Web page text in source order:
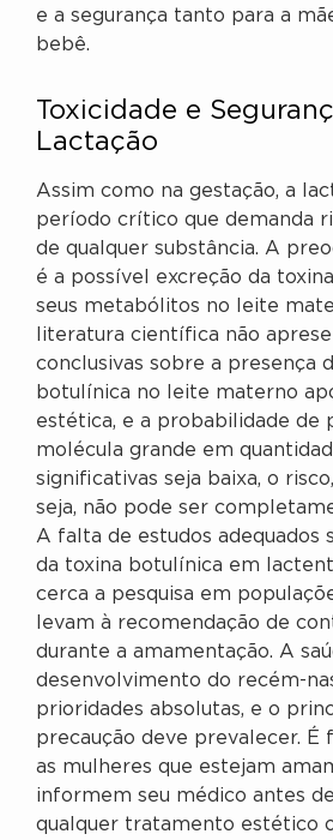
e a segurança tanto para a
bebê.
Toxicidade e
Lactação
Assim como na gestação, a
período crítico que demanda
de qualquer substância. A
é a possível excreção da
seus metabólitos no leite
literatura científica não
conclusivas sobre a presença
botulínica no leite materno
estética, e a probabilidade de
molécula grande em
significativas seja baixa, o
seja, não pode ser
A falta de estudos adequados
da toxina botulínica em
cerca a pesquisa em
levam à recomendação de
durante a amamentação. A
desenvolvimento do recém-
prioridades absolutas, e o
precaução deve prevalecer. É
as mulheres que estejam
informem seu médico antes
qualquer tratamento estético